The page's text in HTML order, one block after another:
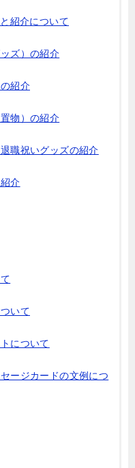
紹介について
ズ）の紹介
紹介
物）の紹介
職祝いグッズの紹介
介
いて
について
ージカードの文例につ